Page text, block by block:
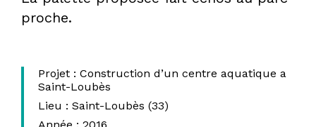
proche.
Projet : Construction d’un centre aquatique a
Saint-Loubès
Lieu : Saint-Loubès (33)
Année : 2016